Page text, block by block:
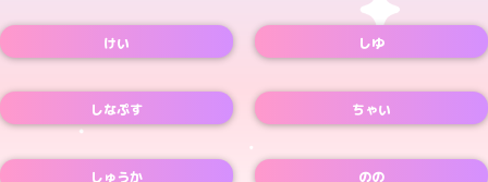
けい
しゆ
しなぷす
ちゃい
しゅうか
のの